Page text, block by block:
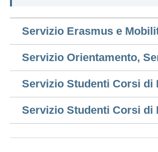
Servizio Erasmus e
Servizio Orientamento,
Servizio Studenti Corsi di
Servizio Studenti Corsi di